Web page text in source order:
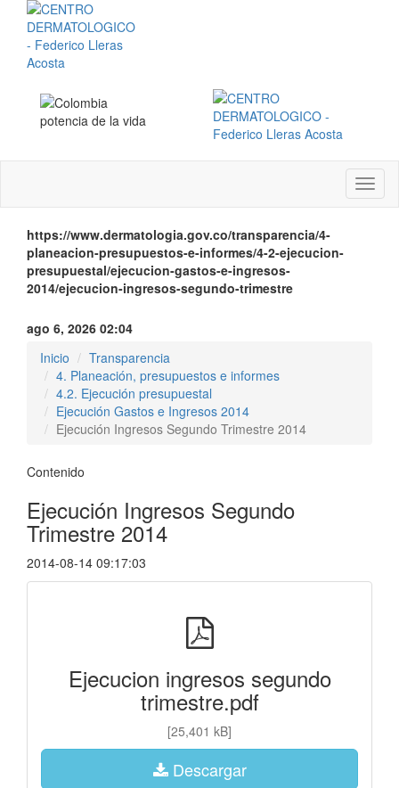
Menú
https://www.dermatologia.gov.co/transparencia/4-
planeacion-presupuestos-e-informes/4-2-ejecucion-
presupuestal/ejecucion-gastos-e-ingresos-
2014/ejecucion-ingresos-segundo-trimestre
ago 6, 2026 02:04
Inicio
Transparencia
4. Planeación, presupuestos e informes
4.2. Ejecución presupuestal
Ejecución Gastos e Ingresos 2014
Ejecución Ingresos Segundo Trimestre 2014
Contenido
Ejecución Ingresos Segundo
Trimestre 2014
2014-08-14 09:17:03
Ejecucion ingresos segundo
trimestre.pdf
[25,401 kB]
Descargar